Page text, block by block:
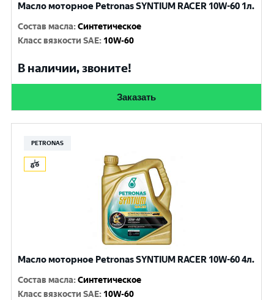
Масло моторное Petronas SYNTIUM RACER 10W-60 1л.
Состав масла:Синтетическое
Класс вязкости SAE: 10W-60
В наличии, звоните!
Заказать
PETRONAS
Масло моторное Petronas SYNTIUM RACER 10W-60 4л.
Состав масла:Синтетическое
Класс вязкости SAE: 10W-60